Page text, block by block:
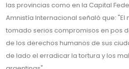
las provincias como en la Capital
Amnistía Internacional señaló que: "El
tomado serios compromisos en pos
de los derechos humanos de sus
de lado el erradicar la tortura y los